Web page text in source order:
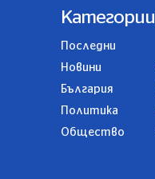
Категории
Последни
Новини
България
Политика
Общество